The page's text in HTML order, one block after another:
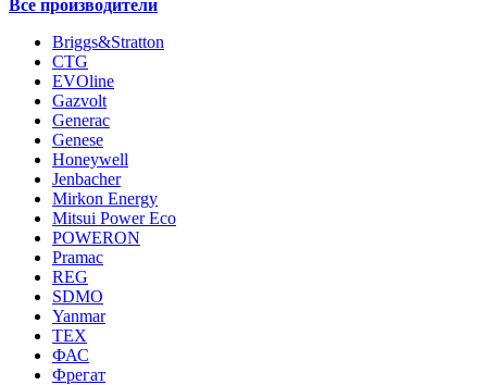
Все производители
Briggs&Stratton
CTG
EVOline
Gazvolt
Generac
Genese
Honeywell
Jenbacher
Mirkon Energy
Mitsui Power Eco
POWERON
Pramac
REG
SDMO
Yanmar
ТЕХ
ФАС
Фрегат